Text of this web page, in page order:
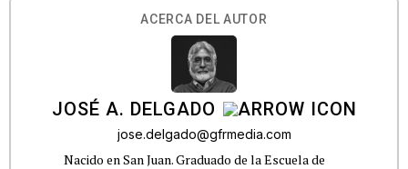
ACERCA DEL AUTOR
JOSÉ A. DELGADO
jose.delgado@gfrmedia.com
Nacido en San Juan. Graduado de la Escuela de